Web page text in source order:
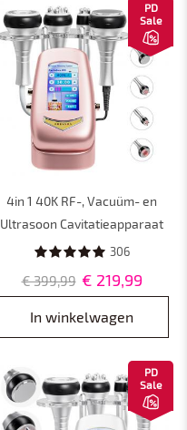
PD
Sale
4in 1 40K RF-, Vacuüm- en
Ultrasoon Cavitatieapparaat
Roze – Afslank- en
voor Gezicht, Armen, Taille,
Buik en Benen
306
€ 399,99 € 219,99
In winkelwagen
PD
Sale